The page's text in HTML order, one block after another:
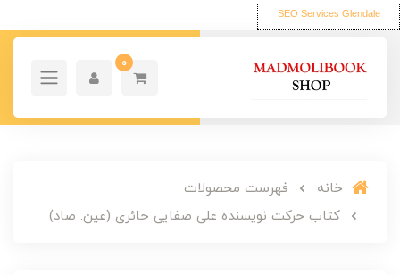
SEO Services Glendale
0
خانه
فهرست محصولات
کتاب حرکت نویسنده علی صفایی حائری (عین. صاد)